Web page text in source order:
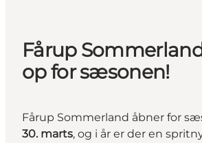
Fårup
op for sæsonen!
Fårup Sommerland åbner for
30. marts, og i år er der en